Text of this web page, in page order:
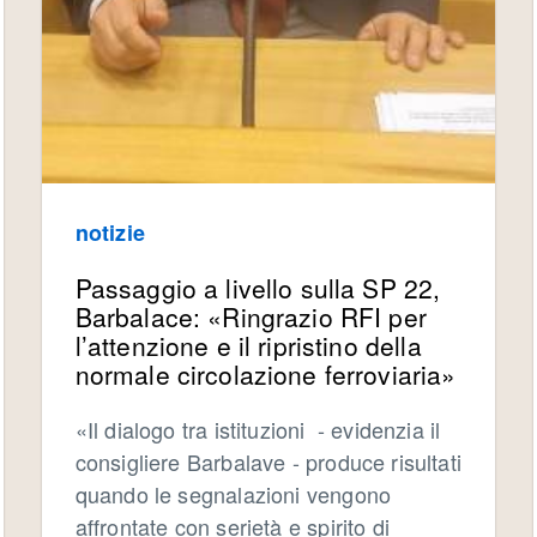
notizie
Passaggio a livello sulla SP 22,
Barbalace: «Ringrazio RFI per
l’attenzione e il ripristino della
normale circolazione ferroviaria»
«Il dialogo tra istituzioni - evidenzia il
consigliere Barbalave - produce risultati
quando le segnalazioni vengono
affrontate con serietà e spirito di